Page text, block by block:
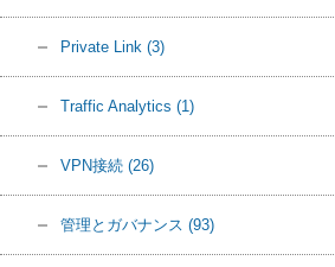
Private Link (3)
Traffic Analytics (1)
VPN接続 (26)
管理とガバナンス (93)